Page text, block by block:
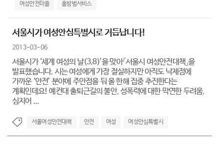
여성안전마을 홈방범서비스
서울시가 여성안심특별시로 거듭납니다!
2013-03-06
서울시가 ‘세계 여성의 날(3.8)’을 맞아「서울시 여성안전대책」을
발표했습니다. 시는 여성에게 가장 절실하지만 아직도 낙제점에
가까운 ‘안전’ 분야에 주안점을 둬 올 한해 집중 추진한다는
계획인데요! 예컨대 출퇴근길의 불안, 성폭력에 대한 막연한 두려움,
심지어 ...
서울여성안전대책 안전 여성 여성안심특별시